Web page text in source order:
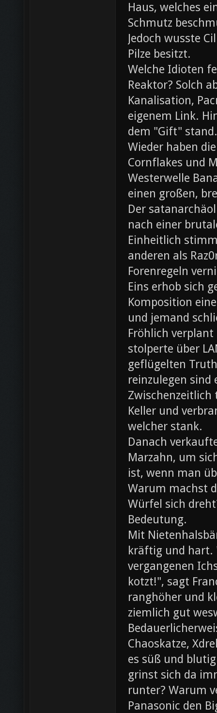
Haus, welches
Schmutz
Jedoch wusste
Pilze besitzt.
Welche Idioten
Reaktor? Solch
Kanalisation,
eigenem Link.
dem "Gift" stand.
Wieder haben
Cornflakes und
Westerwelle
einen großen,
Der
nach einer
Einheitlich
anderen als
Forenregeln
Eins erhob sich
Komposition
und jemand
Fröhlich
stolperte über
geflügelten
reinzulegen sind
Zwischenzeitlich
Keller und
welcher stank.
Danach
Marzahn, um
ist, wenn man
Warum machst
Würfel sich
Bedeutung.
Mit
kräftig und hart.
vergangenen
kotzt!", sagt
ranghöher und
ziemlich gut
Chaoskatze,
es süß und
grinst sich da
runter? Warum
Panasonic den